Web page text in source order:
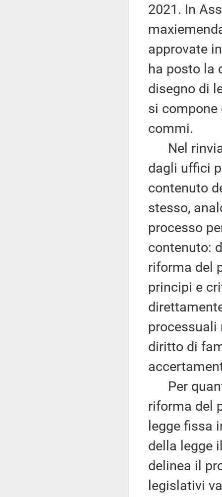
2021. In
approvate
ha posto la
disegno di
si
commi.
Nel
dagli uffici
contenuto
stesso,
processo
contenuto:
riforma del
principi e
processuali
diritto di
Per
riforma del
legge fissa
della legge
delinea il
legislativi